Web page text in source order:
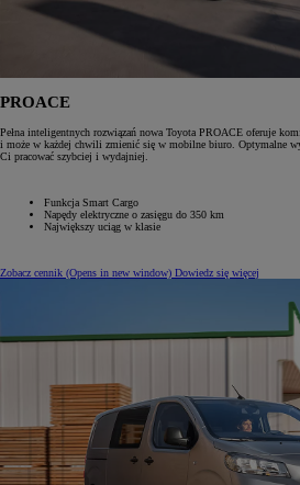
PROACE
Pełna inteligentnych rozwiązań nowa Toyota PROACE oferuje
i może w każdej chwili zmienić się w mobilne biuro. Optymalne
Ci pracować szybciej i wydajniej.
Funkcja Smart Cargo
Napędy elektryczne o zasięgu do 350 km
Największy uciąg w klasie
Zobacz cennik (Opens in new window) Dowiedz się więcej